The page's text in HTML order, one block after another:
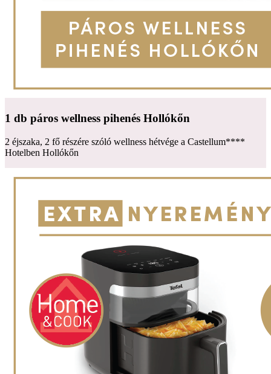
1 db páros wellness pihenés Hollókőn
2 éjszaka, 2 fő részére szóló wellness hétvége a Castellum****
Hotelben Hollókőn